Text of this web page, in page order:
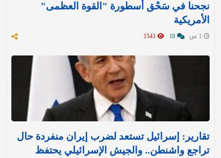
نجحنا في سَحْق أسطورة "القوة العظمى"
الأمريكية
تقارير: إسرائيل تستعد لضرب إيران منفردة حال
تراجع واشنطن.. والجيش الإسرائيلي يحتفظ